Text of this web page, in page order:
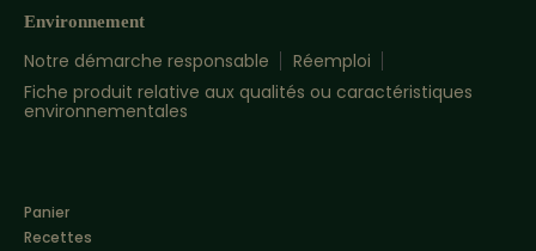
Environnement
Notre démarche responsable
Réemploi
Fiche produit relative aux qualités ou caractéristiques
environnementales
Panier
Recettes